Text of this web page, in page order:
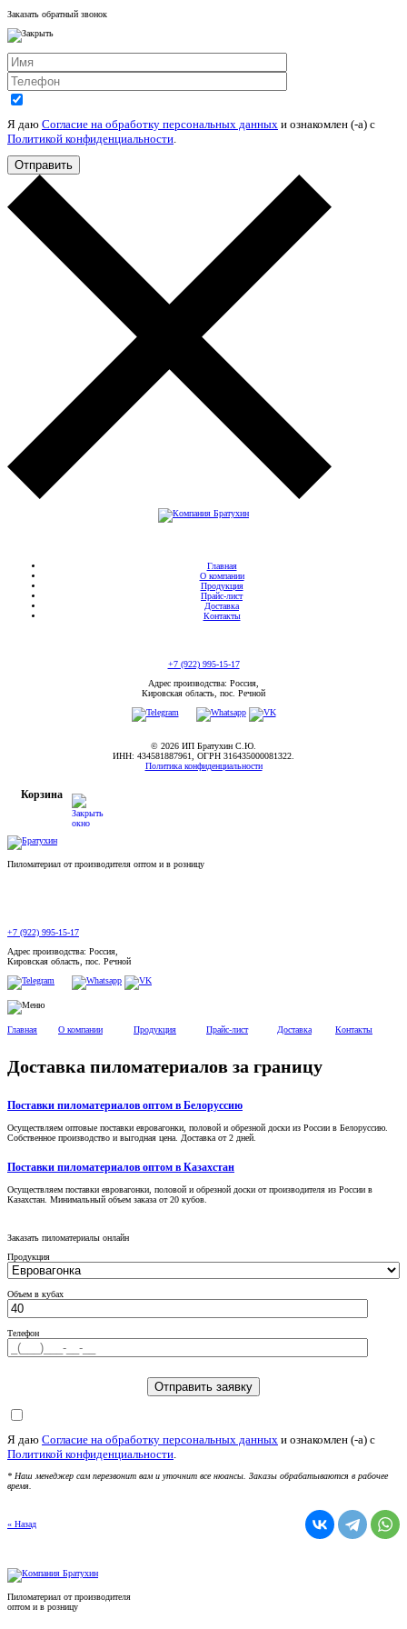
Заказать обратный звонок
Я даю Согласие на обработку персональных данных и ознакомлен (-а) c
Политикой конфиденциальности.
Главная
О компании
Продукция
Прайс-лист
Доставка
Контакты
+7 (922) 995-15-17
Адрес производства: Россия,
Кировская область, пос. Речной
© 2026 ИП Братухин С.Ю.
ИНН: 434581887961, ОГРН 316435000081322.
Политика конфиденциальности
Корзина
Пиломатериал от производителя оптом и в розницу
+7 (922) 995-15-17
Адрес производства: Россия,
Кировская область, пос. Речной
Главная О компании Продукция Прайс-лист Доставка Контакты
Доставка пиломатериалов за границу
Поставки пиломатериалов оптом в Белоруссию
Осуществляем оптовые поставки евровагонки, половой и обрезной доски из России в Белоруссию.
Собственное производство и выгодная цена. Доставка от 2 дней.
Поставки пиломатериалов оптом в Казахстан
Осуществляем поставки евровагонки, половой и обрезной доски от производителя из России в
Казахстан. Минимальный объем заказа от 20 кубов.
Заказать пиломатериалы онлайн
Продукция
Объем в кубах
Телефон
Я даю Согласие на обработку персональных данных и ознакомлен (-а) c
Политикой конфиденциальности
* Наш менеджер сам перезвонит вам и уточнит все нюансы. Заказы обрабатываются в рабочее
время.
« Назад
Пиломатериал от производителя
оптом и в розницу